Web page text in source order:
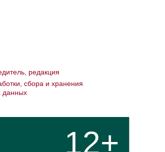
редакция
сбора и хранения
данных
12+